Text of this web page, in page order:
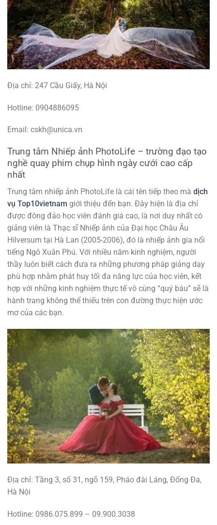
Địa chỉ: 247 Cầu Giấy, Hà Nội
Hotline: 0904886095
Email: cskh@unica.vn
Trung tâm Nhiếp ảnh PhotoLife – trường đạo tạo
nghề quay phim chụp hình ngày cưới cao cấp
nhất
Trung tâm nhiếp ảnh PhotoLife là cái tên tiếp theo mà dịch
vụ Top10vietnam giới thiệu đến bạn. Đây hiện là địa chỉ
được đông đảo học viên đánh giá cao, là nơi duy nhất có
giảng viên là Thạc sĩ Nhiếp ảnh của Đại học Châu Âu
Hilversum tại Hà Lan (2005-2006), đó là nhiếp ảnh gia nổi
tiếng Ngô Xuân Phú. Với nhiều năm kinh nghiệm, người
thầy luôn biết cách đưa ra những phương pháp giảng dạy
phù hợp nhằm phát huy tối đa năng lực của học viên, kết
hợp với những kinh nghiệm thực tế vô cùng “quý báu” sẽ là
hành trang không thể thiếu trên con đường thực hiện ước
mơ của các bạn.
Địa chỉ: Tầng 3, số 31, ngõ 159, Pháo đài Láng, Đống Đa,
Hà Nội
Hotline: 0986.075.899 – 09.900.3038